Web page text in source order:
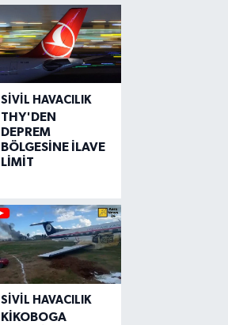
SIVIL HAVACILIK
THY'DEN
DEPREM
BÖLGESİNE İLAVE
LİMİT
SIVIL HAVACILIK
KİKOBOGA